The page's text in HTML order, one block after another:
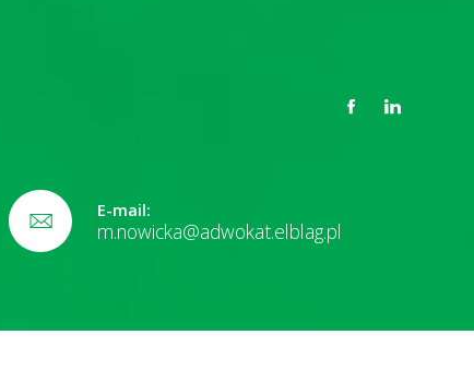
E-mail:
m.nowicka@adwokat.elblag.pl